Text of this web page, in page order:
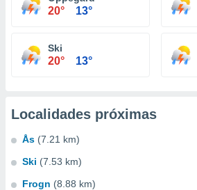
20° 13°
Ski
20° 13°
Localidades próximas
Ås (7.21 km)
Ski (7.53 km)
Frogn (8.88 km)